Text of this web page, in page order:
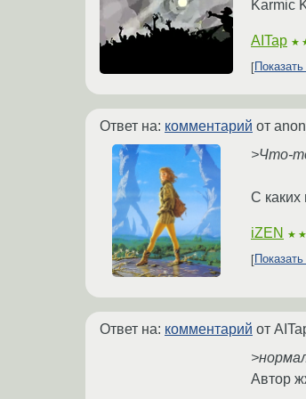
Karmic
AITap
Ответ на: комментарий от
>Что-
С каких
iZEN
Ответ на: комментарий от
Автор